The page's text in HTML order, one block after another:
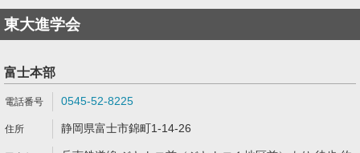
東大進学会
富士本部
0545-52-8225
静岡県富士市錦町1-14-26